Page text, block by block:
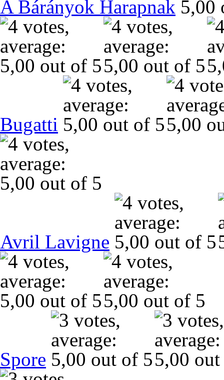
A Bárányok Harapnak
Bugatti
Avril Lavigne
Spore